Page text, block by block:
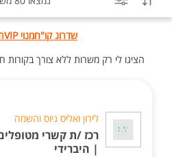
שדרוג קו"חמנוי VIP
הציגו לי רק משרות ללא צורך בקורות
לירון ואליס גיוס והשמה
רכז /ת קשרי
| היברידי